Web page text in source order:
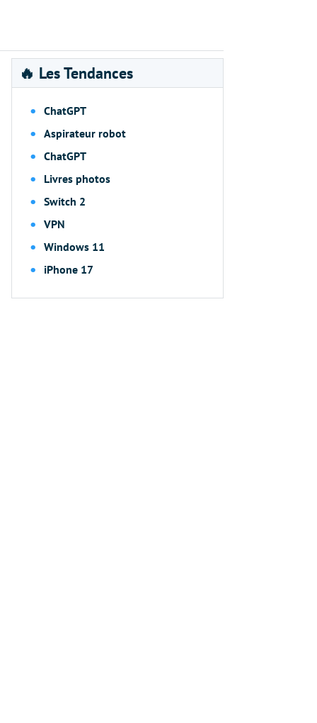
🔥 Les Tendances
ChatGPT
Aspirateur robot
ChatGPT
Livres photos
Switch 2
VPN
Windows 11
iPhone 17